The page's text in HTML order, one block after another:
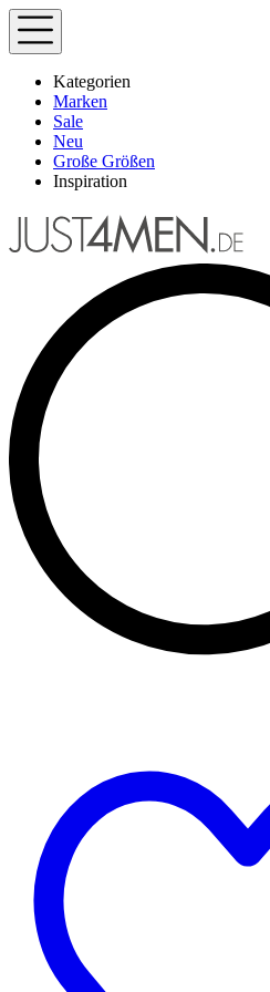
Kategorien
Marken
Sale
Neu
Große Größen
Inspiration